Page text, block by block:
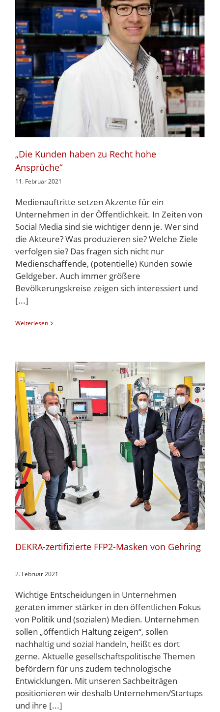
„Die Kunden haben zu Recht hohe
Ansprüche“
11. Februar 2021
Medienauftritte setzen Akzente für ein
Unternehmen in der Öffentlichkeit. In Zeiten von
Social Media sind sie wichtiger denn je. Wer sind
die Akteure? Was produzieren sie? Welche Ziele
verfolgen sie? Das fragen sich nicht nur
Medienschaffende, (potentielle) Kunden sowie
Geldgeber. Auch immer größere
Bevölkerungskreise zeigen sich interessiert und
[...]
Weiterlesen
DEKRA-zertifizierte FFP2-Masken von Gehring
2. Februar 2021
Wichtige Entscheidungen in Unternehmen
geraten immer stärker in den öffentlichen Fokus
von Politik und (sozialen) Medien. Unternehmen
sollen „öffentlich Haltung zeigen“, sollen
nachhaltig und sozial handeln, heißt es dort
gerne. Aktuelle gesellschaftspolitische Themen
befördern für uns zudem technologische
Entwicklungen. Mit unseren Sachbeiträgen
positionieren wir deshalb Unternehmen/Startups
und ihre [...]